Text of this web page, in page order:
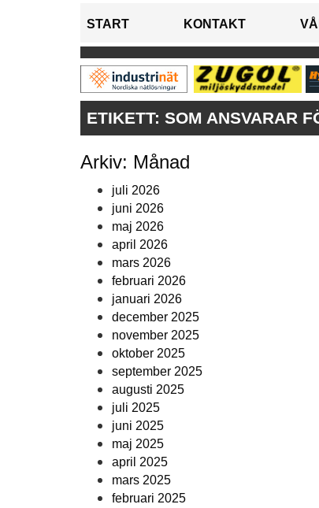
START KONTAKT
ETIKETT: SOM ANSVARAR
Arkiv: Månad
juli 2026
juni 2026
maj 2026
april 2026
mars 2026
februari 2026
januari 2026
december 2025
november 2025
oktober 2025
september 2025
augusti 2025
juli 2025
juni 2025
maj 2025
april 2025
mars 2025
februari 2025